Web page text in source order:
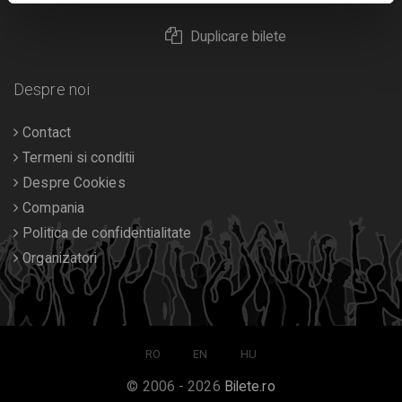
Duplicare bilete
Despre noi
Contact
Termeni si conditii
Despre Cookies
Compania
Politica de confidentialitate
Organizatori
RO EN HU
© 2006 - 2026 Bilete.ro